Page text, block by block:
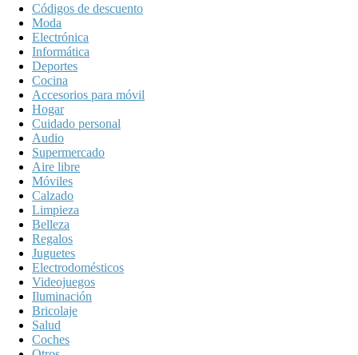
Códigos de descuento
Moda
Electrónica
Informática
Deportes
Cocina
Accesorios para móvil
Hogar
Cuidado personal
Audio
Supermercado
Aire libre
Móviles
Calzado
Limpieza
Belleza
Regalos
Juguetes
Electrodomésticos
Videojuegos
Iluminación
Bricolaje
Salud
Coches